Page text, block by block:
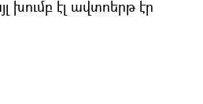
խումբ էլ ավտոերթ էր